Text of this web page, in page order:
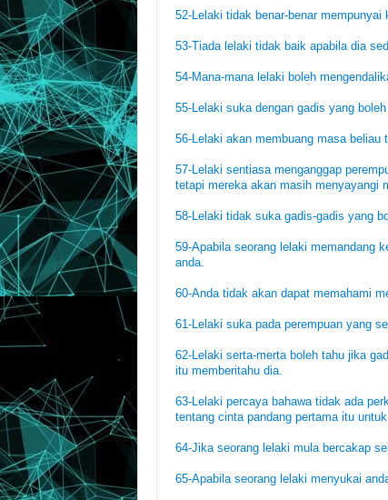
52-Lelaki tidak benar-benar mempunyai
53-Tiada lelaki tidak baik apabila dia
54-Mana-mana lelaki boleh
55-Lelaki suka dengan gadis yang boleh
56-Lelaki akan membuang masa beliau
57-Lelaki sentiasa menganggap
tetapi mereka akan masih menyayangi
58-Lelaki tidak suka gadis-gadis yang
59-Apabila seorang lelaki memandang
anda.
60-Anda tidak akan dapat memahami
61-Lelaki suka pada perempuan yang
62-Lelaki serta-merta boleh tahu jika
itu memberitahu dia.
63-Lelaki percaya bahawa tidak ada
tentang cinta pandang pertama itu
64-Jika seorang lelaki mula bercakap
65-Apabila seorang lelaki menyukai